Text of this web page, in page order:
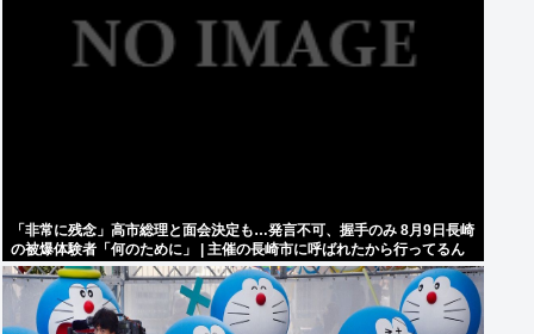
「非常に残念」高市総理と面会決定も…発言不可、握手のみ 8月9日長崎
の被爆体験者「何のために」 | 主催の長崎市に呼ばれたから行ってるん
だろうに